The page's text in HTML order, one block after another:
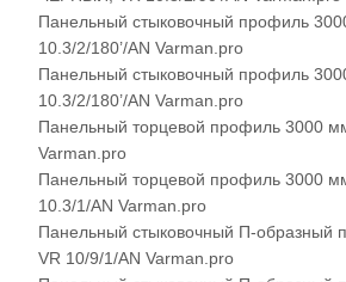
Панельный стыковочный профиль
10.3/2/180’/AN Varman.pro
Панельный стыковочный профиль
10.3/2/180’/AN Varman.pro
Панельный торцевой профиль 3000
Varman.pro
Панельный торцевой профиль 3000
10.3/1/AN Varman.pro
Панельный стыковочный П-образный
VR 10/9/1/AN Varman.pro